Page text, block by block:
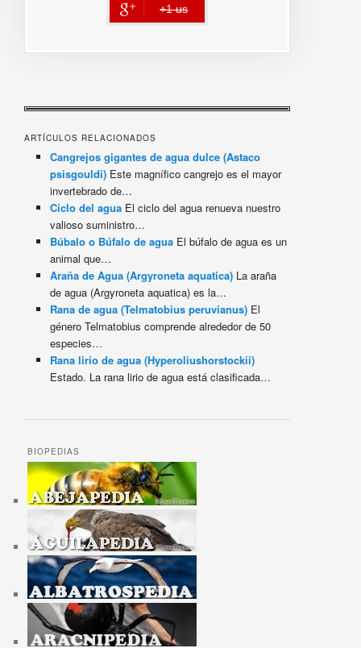
+1 us
error
ARTÍCULOS RELACIONADOS
Cangrejos gigantes de agua dulce (Astaco
psisgouldi) Este magnífico cangrejo es el mayor
invertebrado de…
Ciclo del agua El ciclo del agua renueva nuestro
valioso suministro…
Búbalo o Búfalo de agua El búfalo de agua es un
animal que…
Araña de Agua (Argyroneta aquatica) La araña
de agua (Argyroneta aquatica) es la…
Rana de agua (Telmatobius peruvianus) El
género Telmatobius comprende alrededor de 50
especies…
Rana lirio de agua (Hyperoliushorstockii)
Estado. La rana lirio de agua está clasificada…
BIOPEDIAS